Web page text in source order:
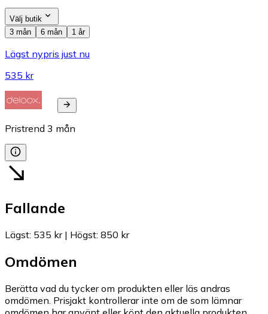
Välj butik
3 mån
6 mån 1 år
Lägst nypris just nu
535 kr
Pristrend 3 mån
Fallande
Lägst: 535 kr| Högst: 850 kr
Omdömen
Berätta vad du tycker om produkten eller läs andras
omdömen. Prisjakt kontrollerar inte om de som lämnar